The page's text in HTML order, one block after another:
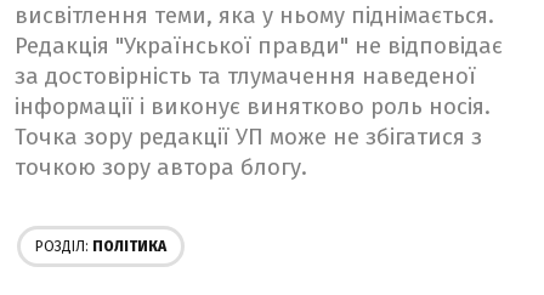
висвітлення теми, яка у ньому піднімається.
Редакція "Української правди" не відповідає
за достовірність та тлумачення наведеної
інформації і виконує винятково роль носія.
Точка зору редакції УП може не збігатися з
точкою зору автора блогу.
РОЗДІЛ: ПОЛІТИКА